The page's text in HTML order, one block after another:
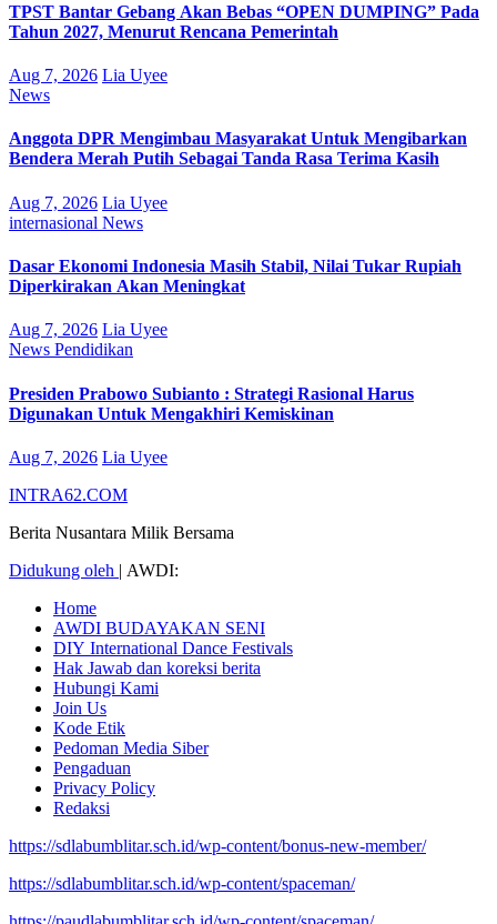
TPST Bantar Gebang Akan Bebas “OPEN DUMPING” Pada
Tahun 2027, Menurut Rencana Pemerintah
Aug 7, 2026 Lia Uyee
News
Anggota DPR Mengimbau Masyarakat Untuk Mengibarkan
Bendera Merah Putih Sebagai Tanda Rasa Terima Kasih
Aug 7, 2026 Lia Uyee
internasional News
Dasar Ekonomi Indonesia Masih Stabil, Nilai Tukar Rupiah
Diperkirakan Akan Meningkat
Aug 7, 2026 Lia Uyee
News Pendidikan
Presiden Prabowo Subianto : Strategi Rasional Harus
Digunakan Untuk Mengakhiri Kemiskinan
Aug 7, 2026 Lia Uyee
INTRA62.COM
Berita Nusantara Milik Bersama
Didukung oleh | AWDI:
Home
AWDI BUDAYAKAN SENI
DIY International Dance Festivals
Hak Jawab dan koreksi berita
Hubungi Kami
Join Us
Kode Etik
Pedoman Media Siber
Pengaduan
Privacy Policy
Redaksi
https://sdlabumblitar.sch.id/wp-content/bonus-new-member/
https://sdlabumblitar.sch.id/wp-content/spaceman/